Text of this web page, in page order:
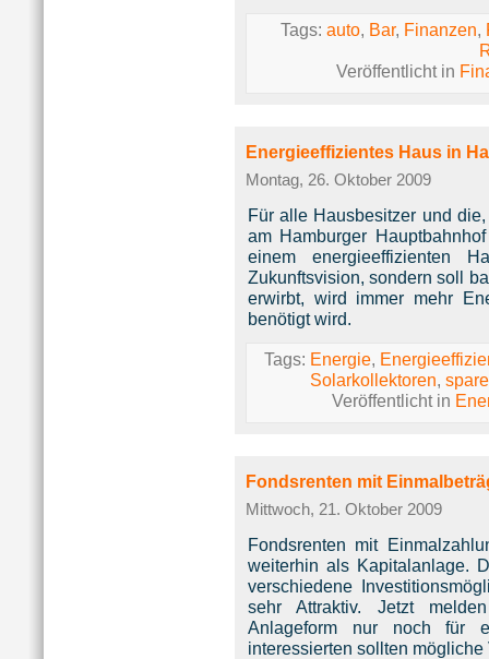
Tags: auto, Bar, Finanzen,
Veröffentlicht in
Energieeffizientes Haus in
Montag, 26. Oktober 2009
Für alle Hausbesitzer und
am Hamburger
einem energieeffizienten
Zukunftsvision, sondern soll
erwirbt, wird immer mehr
benötigt wird.
Tags: Energie,
Solarkollektoren,
Veröffentlicht in
Fondsrenten mit
Mittwoch, 21. Oktober 2009
Fondsrenten mit
weiterhin als Kapitalanlage.
verschiedene
sehr Attraktiv. Jetzt
Anlageform nur noch für
interessierten sollten